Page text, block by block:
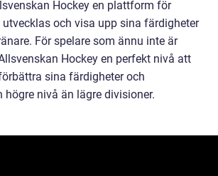
Hockey en plattform för
och visa upp sina färdigheter
För spelare som ännu inte är
Hockey en perfekt nivå att
sina färdigheter och
högre nivå än lägre divisioner.